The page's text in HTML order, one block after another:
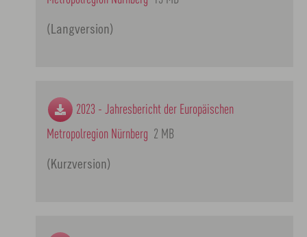
(Langversion)
2023 - Jahresbericht der Europäischen
Metropolregion Nürnberg 2 MB
(Kurzversion)